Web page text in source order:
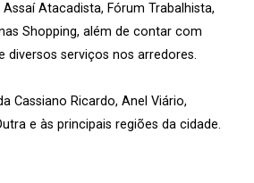
Atacadista, Fórum Trabalhista,
Shopping, além de contar com
serviços nos arredores.
Cassiano Ricardo, Anel Viário,
e às principais regiões da cidade.